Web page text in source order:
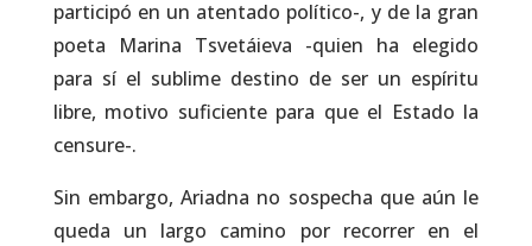
participó en un atentado político-, y de la gran
poeta Marina Tsvetáieva -quien ha elegido
para sí el sublime destino de ser un espíritu
libre, motivo suficiente para que el Estado la
censure-.
Sin embargo, Ariadna no sospecha que aún le
queda un largo camino por recorrer en el